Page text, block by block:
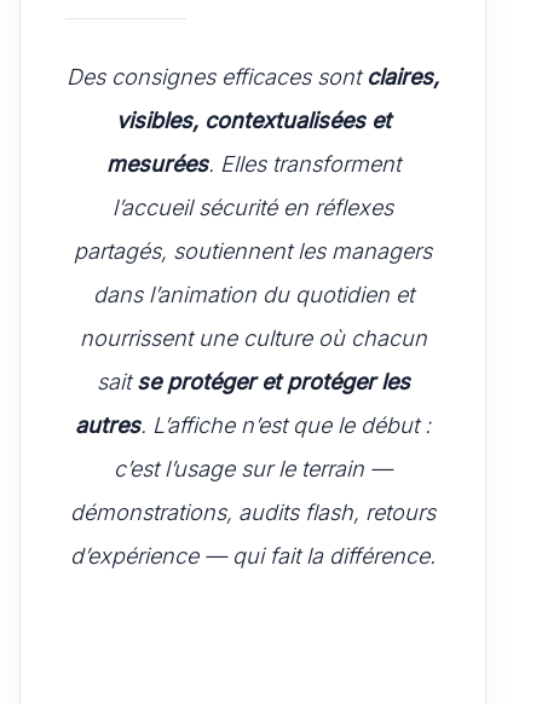
Des consignes efficaces sontclaires,
visibles, contextualisées et
mesurées. Elles transforment
l’accueil sécurité en réflexes
partagés, soutiennent les managers
dans l’animation du quotidien et
nourrissent une culture où chacun
saitse protéger et protéger les
autres. L’affiche n’est que le début :
c’est l’usage sur le terrain —
démonstrations, audits flash, retours
d’expérience — qui fait la différence.